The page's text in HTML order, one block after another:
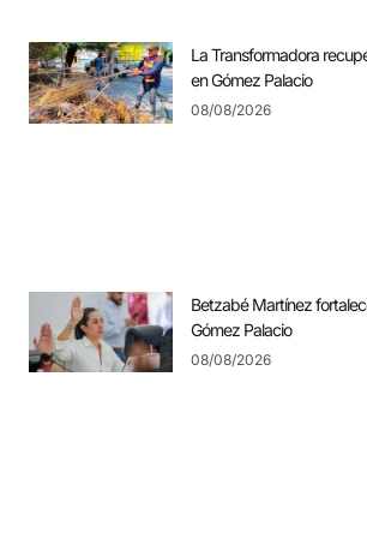
La Transformadora
en Gómez Palacio
08/08/2026
Betzabé Martínez
Gómez Palacio
08/08/2026